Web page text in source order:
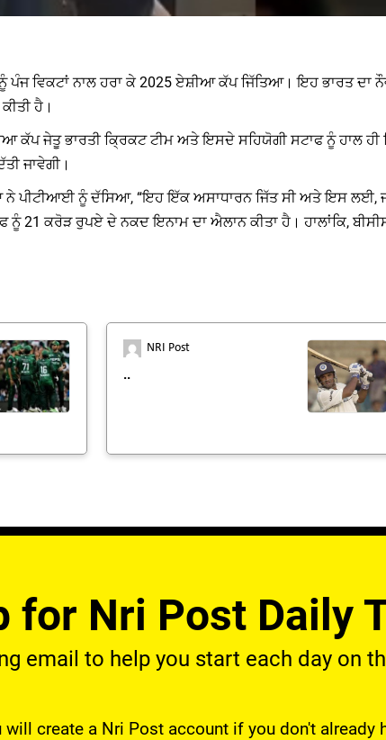
ਨੂੰ ਪੰਜ ਵਿਕਟਾਂ ਨਾਲ ਹਰਾ ਕੇ 2025 ਏਸ਼ੀਆ ਕੱਪ ਜਿੱਤਿਆ। ਇਹ ਭਾਰਤ
ਹੈ।
ਕੱਪ ਜੇਤੂ ਭਾਰਤੀ ਕ੍ਰਿਕਟ ਟੀਮ ਅਤੇ ਇਸਦੇ ਸਹਿਯੋਗੀ ਸਟਾਫ ਨੂੰ ਹਾਲ
ਜਾਵੇਗੀ।
ਪੀਟੀਆਈ ਨੂੰ ਦੱਸਿਆ, “ਇਹ ਇੱਕ ਅਸਾਧਾਰਨ ਜਿੱਤ ਸੀ ਅਤੇ ਇਸ ਲਈ,
ਨੂੰ 21 ਕਰੋੜ ਰੁਪਏ ਦੇ ਨਕਦ ਇਨਾਮ ਦਾ ਐਲਾਨ ਕੀਤਾ ਹੈ। ਹਾਲਾਂਕਿ,
NRI Post
..
for Nri Post Daily
email to help you start each day on
will create a Nri Post account if you don't already